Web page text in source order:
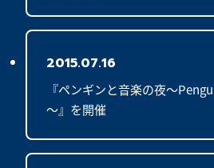
2015.07.16
『ペンギンと音楽の夜～
～』を開催